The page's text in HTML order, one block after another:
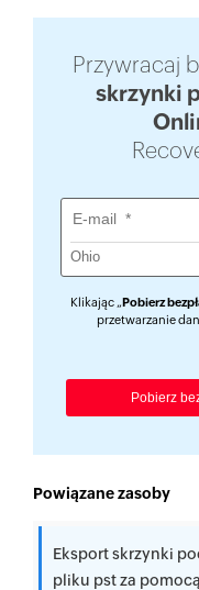
Przywracaj
skrzynki
Klikając „Pobierz
przetwarzanie
Powiązane zasoby
Eksport skrzynki
pliku pst za